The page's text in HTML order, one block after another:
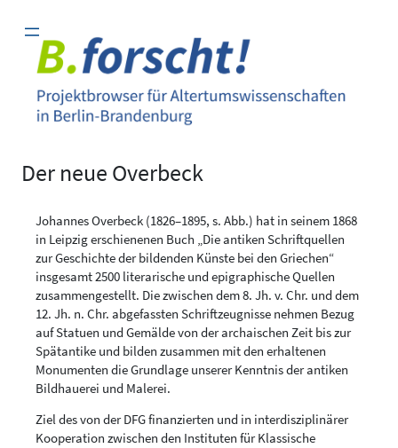
Inhalt
springen
Der neue Overbeck
Johannes Overbeck (1826–1895, s. Abb.) hat in seinem 1868
in Leipzig erschienenen Buch „Die antiken Schriftquellen
zur Geschichte der bildenden Künste bei den Griechen“
insgesamt 2500 literarische und epigraphische Quellen
zusammengestellt. Die zwischen dem 8. Jh. v. Chr. und dem
12. Jh. n. Chr. abgefassten Schriftzeugnisse nehmen Bezug
auf Statuen und Gemälde von der archaischen Zeit bis zur
Spätantike und bilden zusammen mit den erhaltenen
Monumenten die Grundlage unserer Kenntnis der antiken
Bildhauerei und Malerei.
Ziel des von der DFG finanzierten und in interdisziplinärer
Kooperation zwischen den Instituten für Klassische